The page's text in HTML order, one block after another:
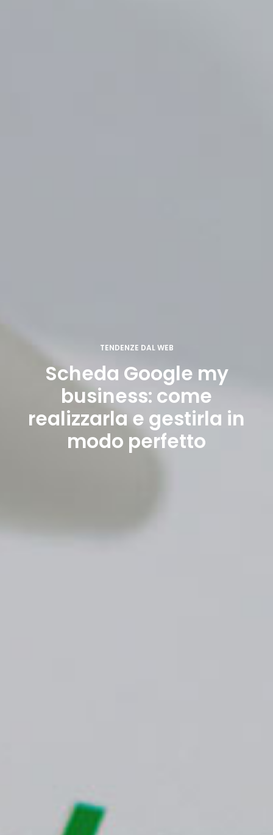
TENDENZE DAL WEB
Scheda Google my
business: come
realizzarla e gestirla in
modo perfetto